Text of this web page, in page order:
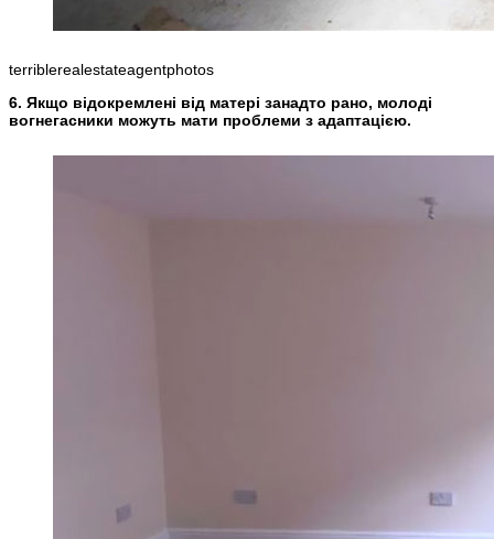
terriblerealestateagentphotos
6. Якщо відокремлені від матері занадто рано, молоді
вогнегасники можуть мати проблеми з адаптацією.